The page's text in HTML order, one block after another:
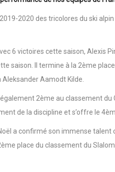
2020 des tricolores du ski
6 victoires cette saison, Alexis
saison. Il termine à la 2ème
Aleksander Aamodt Kilde.
2ème au classement du
de la discipline et s’offre le
a confirmé son immense talent
place du classement du